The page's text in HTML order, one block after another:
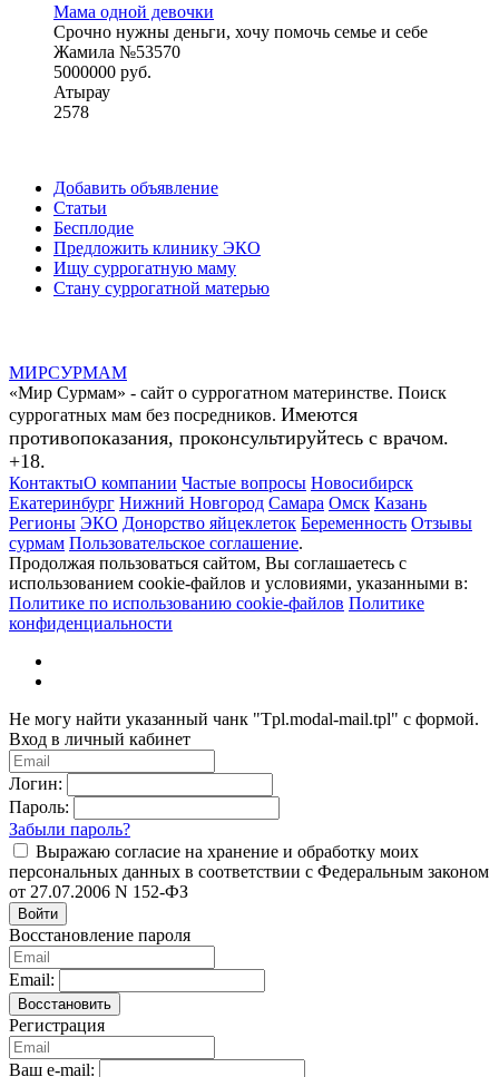
Мама одной девочки
Срочно нужны деньги, хочу помочь семье и себе
Жамила №53570
5000000 руб.
Атырау
2578
Добавить объявление
Статьи
Бесплодие
Предложить клинику ЭКО
Ищу суррогатную маму
Стану суррогатной матерью
МИРСУРМАМ
«Мир Сурмам» - сайт о суррогатном материнстве. Поиск
суррогатных мам без посредников. Имеются
противопоказания, проконсультируйтесь с врачом.
+18.
КонтактыО компании Частые вопросы Новосибирск
Екатеринбург Нижний Новгород Самара Омск Казань
Регионы ЭКО Донорство яйцеклеток Беременность Отзывы
сурмам Пользовательское соглашение.
Продолжая пользоваться сайтом, Вы соглашаетесь с
использованием cookie-файлов и условиями, указанными в:
Политике по использованию cookie-файлов Политике
конфиденциальности
Не могу найти указанный чанк "Tpl.modal-mail.tpl" с формой.
Вход в личный кабинет
Логин:
Пароль:
Забыли пароль?
Выражаю согласие на хранение и обработку моих
персональных данных в соответствии с Федеральным законом
от 27.07.2006 N 152-ФЗ
Войти
Восстановление пароля
Email:
Восстановить
Регистрация
Ваш e-mail: